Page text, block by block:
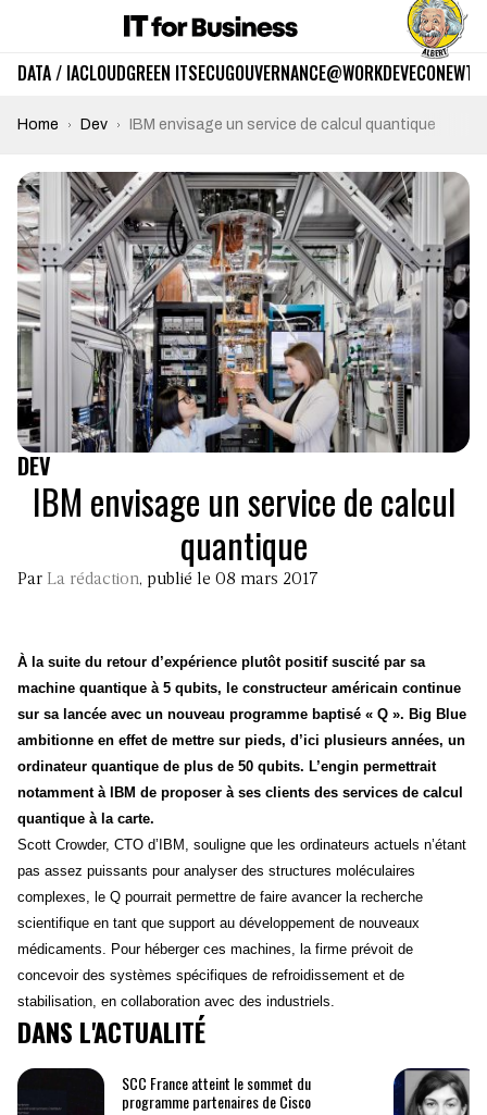
DATA / IACLOUDGREEN ITSECUGOUVERNANCE@WORKDEVECO
Home Dev IBM envisage un service de calcul quantique
DEV
IBM envisage un service de calcul
quantique
Par La rédaction, publié le 08 mars 2017
À la suite du retour d’expérience plutôt positif suscité par sa
machine quantique à 5 qubits, le constructeur américain continue
sur sa lancée avec un nouveau programme baptisé « Q ». Big Blue
ambitionne en effet de mettre sur pieds, d’ici plusieurs années, un
ordinateur quantique de plus de 50 qubits. L’engin permettrait
notamment à IBM de proposer à ses clients des services de calcul
quantique à la carte.
Scott Crowder, CTO d’IBM, souligne que les ordinateurs actuels n’étant
pas assez puissants pour analyser des structures moléculaires
complexes, le Q pourrait permettre de faire avancer la recherche
scientifique en tant que support au développement de nouveaux
médicaments. Pour héberger ces machines, la firme prévoit de
concevoir des systèmes spécifiques de refroidissement et de
stabilisation, en collaboration avec des industriels.
DANS L'ACTUALITÉ
SCC France atteint le sommet du
programme partenaires de Cisco